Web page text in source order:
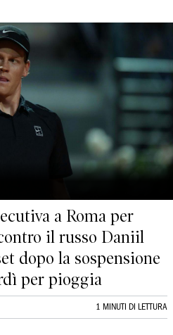
a Roma per
il russo Daniil
dopo la sospensione
per pioggia
1 MINUTI DI LETTURA